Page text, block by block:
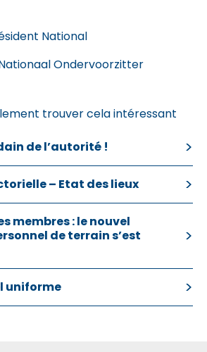
National
Ondervoorzitter
trouver cela intéressant
de l’autorité !
– Etat des lieux
membres : le nouvel
de terrain s’est
uniforme